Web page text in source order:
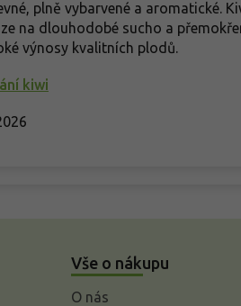
plně vybarvené a aromatické.
na dlouhodobé sucho a
výnosy kvalitních plodů.
kiwi
Vše o nákupu
O nás